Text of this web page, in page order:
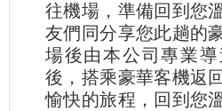
往機場，準備回到您
友們同分享您此趟的
場後由本公司專業
後，搭乘豪華客機返
愉快的旅程，回到您